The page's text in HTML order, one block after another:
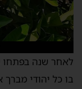
לאחר שנה בפתחו
בו כל יהודי